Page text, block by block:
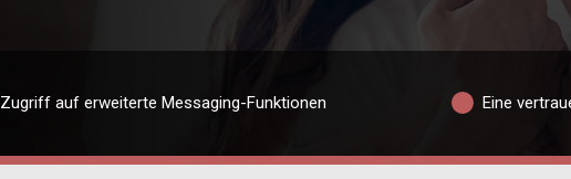
Zugriff auf erweiterte Messaging-Funktionen Eine